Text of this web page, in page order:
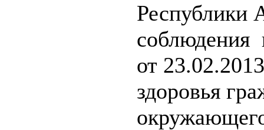
Республики
соблюдения
от
здоровья